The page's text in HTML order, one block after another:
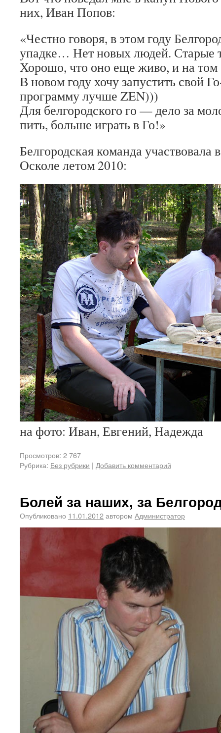
них, Иван Попов:
«Честно говоря, в этом году
упадке… Нет новых людей. Старые
Хорошо, что оно еще живо, и на том
В новом году хочу запустить свой
программу лучше ZEN)))
Для белгородского го — дело за
пить, больше играть в Го!»
Белгородская команда участвовала
Осколе летом 2010:
на фото: Иван, Евгений, Надежда
Просмотров: 2 767
Рубрика: Без рубрики | Добавить комментарий
Болей за наших, за
Опубликовано 11.01.2012автором Администратор